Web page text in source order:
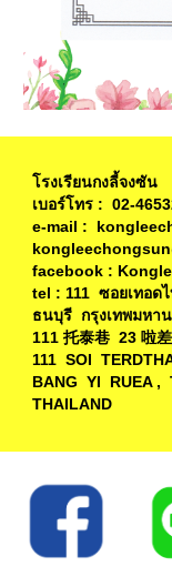
โรงเรียนกงลี้จงซัน
เบอร์โทร : 02-
e-mail :
facebook :
tel : 111 ซอยเทอด
ธนบุรี กรุงเทพมห
111 托泰巷 23 啦
111 SOI
BANG YI RUEA ,
THAILAND